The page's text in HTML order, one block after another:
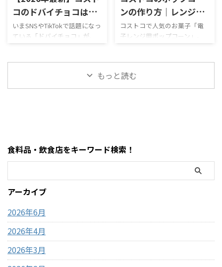
足を止めてしまう、
大きなぬいぐるみ。この記事
では、コストコで販売されて
種類、価格、魅力、どんな人
におすすめなのかを、表やリ
料・現金が必要な場面までわ
結論・コストコ店舗内にATMが
ある場合もあるが「必ずある
ッシュレス（クレジットカー
ド中心）・現金が必要になる
コのドバイチョコは美
味しい？ピスタチオチ
ョコを徹底レビュー！
いまSNSやTikTokで話題になっ
ている「ドバイチョコ」が、
ついにコストコでも販売され
大容量なのに価格が安く、気
になっている人も多い人気商品
2,200円前後・内容量は450gの
大容量・ピスタチオ×サクサ
「ドバイチョコ」がコスパよ
く買える・甘さ＋ナッツ＋食
ドバイ ...
ンの作り方｜レンジで
簡単！失敗しないコツ
とアレンジまとめ
コストコで人気のお菓子「電
子レンジ用ポップコーン」。
「どうやって作るの？」「爆発
すが、実はめちゃくちゃ簡単
に作れます。 この記事では、
500Wで約2分30秒〜3分30秒が
目安・「ポンポン音が止まる
前」が完成のタイミング・1袋
約59円でコスパ最強 コストコ
もっと読む
食料品・飲食店をキーワード検索！
アーカイブ
2026年6月
2026年4月
2026年3月